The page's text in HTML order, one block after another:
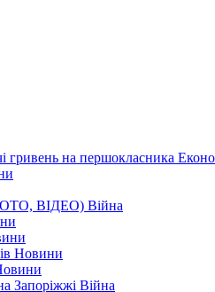
гривень на першокласника
ВІДЕО) Війна
Новини
Запоріжжі Війна